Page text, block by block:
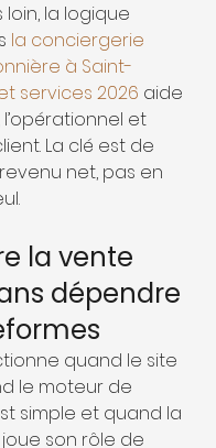
loin, la logique
la conciergerie
à Saint-
services 2026 aide
l’opérationnel et
La clé est de
net, pas en
la vente
dépendre
quand le site
le moteur de
simple et quand la
son rôle de